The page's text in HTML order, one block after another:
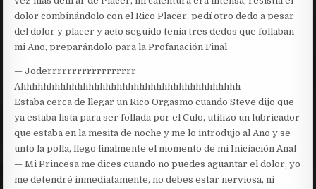
dolor combinándolo con el Rico Placer, pedí otro dedo a pesar
del dolor y placer y acto seguido tenia tres dedos que follaban
mi Ano, preparándolo para la Profanación Final
— Joderrrrrrrrrrrrrrrrrr
Ahhhhhhhhhhhhhhhhhhhhhhhhhhhhhhhhhhhhhhh
Estaba cerca de llegar un Rico Orgasmo cuando Steve dijo que
ya estaba lista para ser follada por el Culo, utilizo un lubricador
que estaba en la mesita de noche y me lo introdujo al Ano y se
unto la polla, llego finalmente el momento de mi Iniciación Anal
— Mi Princesa me dices cuando no puedes aguantar el dolor, yo
me detendré inmediatamente, no debes estar nerviosa, ni